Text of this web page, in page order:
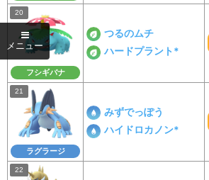
フシギバナ
つるのムチ
ハードプラント*
ラグラージ
みずでっぽう
ハイドロカノン*